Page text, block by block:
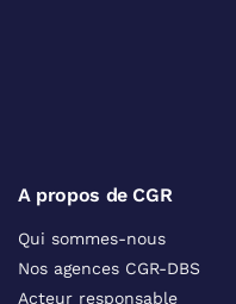
A propos de CGR
Qui sommes-nous
Nos agences CGR-DBS
Acteur responsable